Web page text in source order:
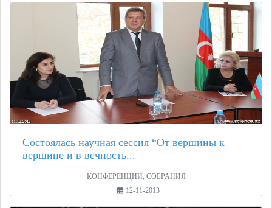
Состоялась научная сессия “От вершины к
вершине и в вечность...
КОНФЕРЕНЦИИ, СОБРАНИЯ
12-11-2013